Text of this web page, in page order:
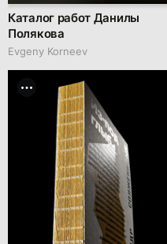
Каталог работ Данилы
Полякова
Evgeny Korneev